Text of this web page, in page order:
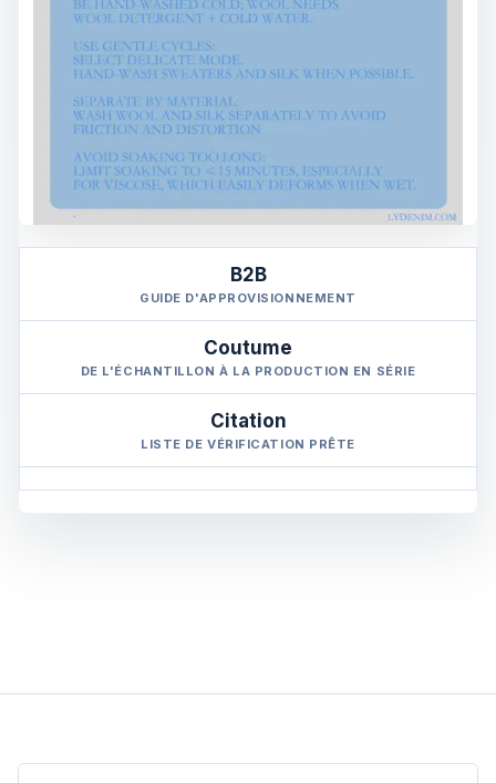
B2B
GUIDE D'APPROVISIONNEMENT
Coutume
DE L'ÉCHANTILLON À LA PRODUCTION EN SÉRIE
Citation
LISTE DE VÉRIFICATION PRÊTE